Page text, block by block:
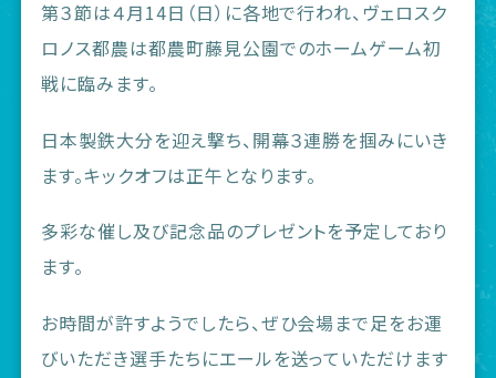
第３節は４月14日（日）に各地で行われ、ヴェロスク
ロノス都農は都農町藤見公園でのホームゲーム初
戦に臨みます。
日本製鉄大分を迎え撃ち、開幕３連勝を掴みにいき
ます。キックオフは正午となります。
多彩な催し及び記念品のプレゼントを予定しており
ます。
お時間が許すようでしたら、ぜひ会場まで足をお運
びいただき選手たちにエールを送っていただけます